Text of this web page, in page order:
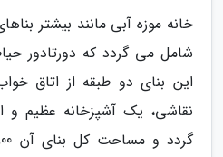
خانه موزه آبی مانند بیشتر
شامل می گردد که دورتادور
این بنای دو طبقه از اتاق
نقاشی، یک آشپزخانه عظیم و